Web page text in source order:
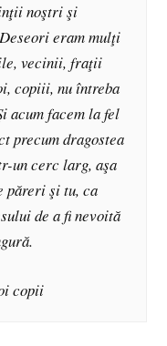
noştri şi
eram mulţi
vecinii, fraţii
copiii, nu întreba
acum facem la fel
precum dragostea
un cerc larg, aşa
păreri şi tu, ca
de a fi nevoită
copii